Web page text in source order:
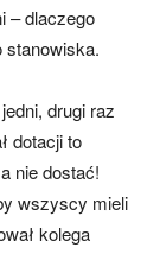
– dlaczego
stanowiska.
drugi raz
dotacji to
nie dostać!
wszyscy mieli
kolega